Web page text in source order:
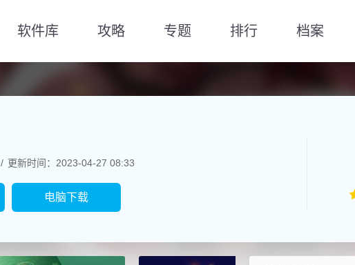
软件库 攻略 专题 排行 档案
更新时间：2023-04-27 08:33
电脑下载